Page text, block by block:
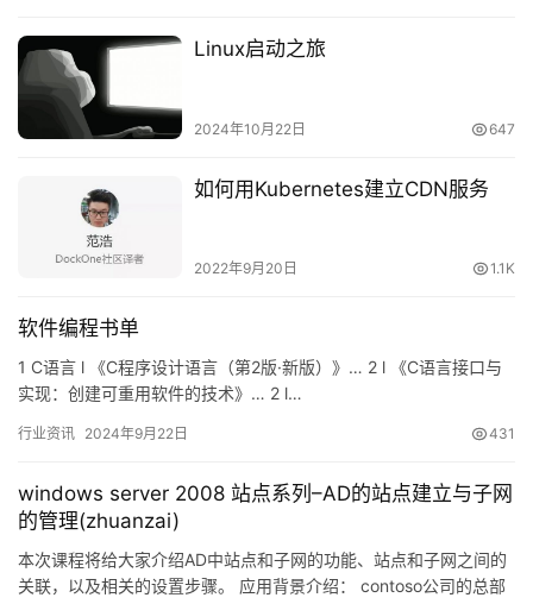
Linux启动之旅
2024年10月22日 647
如何用Kubernetes建立CDN服务
2022年9月20日 1.1K
软件编程书单
1 C语言 l 《C程序设计语言（第2版·新版）》… 2 l 《C语言接口与
实现：创建可重用软件的技术》… 2 l…
行业资讯 2024年9月22日 431
windows server 2008 站点系列–AD的站点建立与子网
的管理(zhuanzai)
本次课程将给大家介绍AD中站点和子网的功能、站点和子网之间的
关联，以及相关的设置步骤。 应用背景介绍： contoso公司的总部